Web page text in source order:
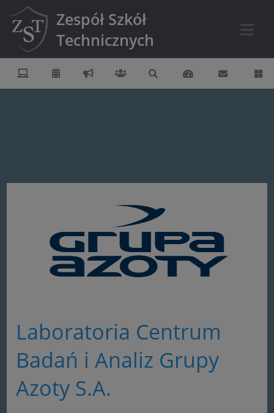
Zespół Szkół
Technicznych
Laboratoria Centrum
Badań i Analiz Grupy
Azoty S.A.